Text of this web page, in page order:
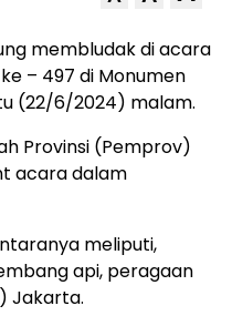
membludak di acara
– 497 di Monumen
(22/6/2024) malam.
Provinsi (Pemprov)
acara dalam
meliputi,
api, peragaan
Jakarta.